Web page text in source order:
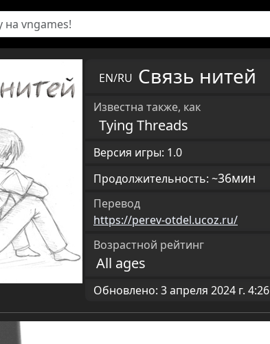
EN/RU Связь нитей
Известна также, как
Tying Threads
Версия игры: 1.0
Продолжительность: ~36мин
Перевод
https://perev-otdel.ucoz.ru/
Возрастной рейтинг
All ages
Обновлено: 3 апреля 2024 г. 4:26